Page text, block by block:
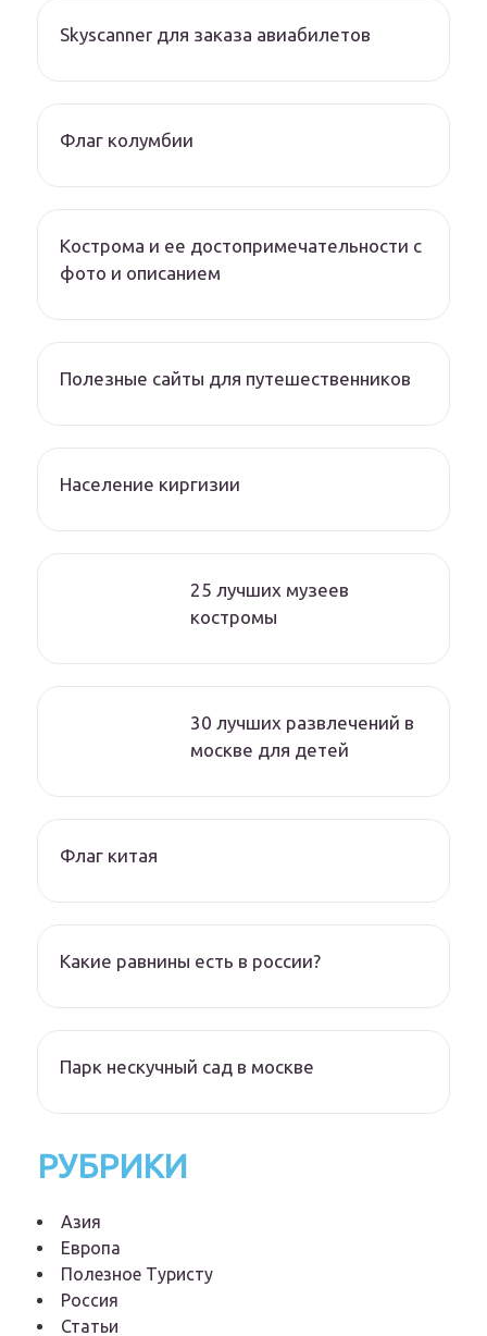
Skyscanner для заказа авиабилетов
Флаг колумбии
Кострома и ее достопримечательности с
фото и описанием
Полезные сайты для путешественников
Население киргизии
25 лучших музеев
костромы
30 лучших развлечений в
москве для детей
Флаг китая
Какие равнины есть в россии?
Парк нескучный сад в москве
РУБРИКИ
Азия
Европа
Полезное Туристу
Россия
Статьи